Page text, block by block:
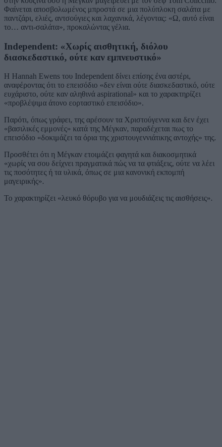
Φαίνεται αποσβολωμένος μπροστά σε μια πολύπλοκη σαλάτα με
παντζάρι, ελιές, αντσούγιες και λαχανικά, λέγοντας: «Ω, αυτό είναι
το… αντι-σαλάτα», προκαλώντας γέλια.
Independent: «Χωρίς αισθητική, διόλου
διασκεδαστικό, ούτε καν εμπνευστικό»
Η Hannah Ewens του Independent δίνει επίσης ένα αστέρι,
αναφέροντας ότι το επεισόδιο «δεν είναι ούτε διασκεδαστικό, ούτε
ευχάριστο, ούτε καν αληθινά aspirational» και το χαρακτηρίζει
«προβλέψιμα άτονο εορταστικό επεισόδιο».
Παρότι, όπως γράφει, της αρέσουν τα Χριστούγεννα και δεν έχει
«βασιλικές εμμονές» κατά της Μέγκαν, παραδέχεται πως το
επεισόδιο «δοκιμάζει τα όρια της χριστουγεννιάτικης αντοχής» της.
Προσθέτει ότι η Μέγκαν ετοιμάζει φαγητά και διακοσμητικά
«χωρίς να σου δείχνει πραγματικά πώς να τα φτιάξεις, ούτε να λέει
τις ποσότητες ή τα υλικά, όπως σε μια κανονική εκπομπή
μαγειρικής».
Το χαρακτηρίζει «λευκό θόρυβο για να μουδιάζεις τις αισθήσεις».